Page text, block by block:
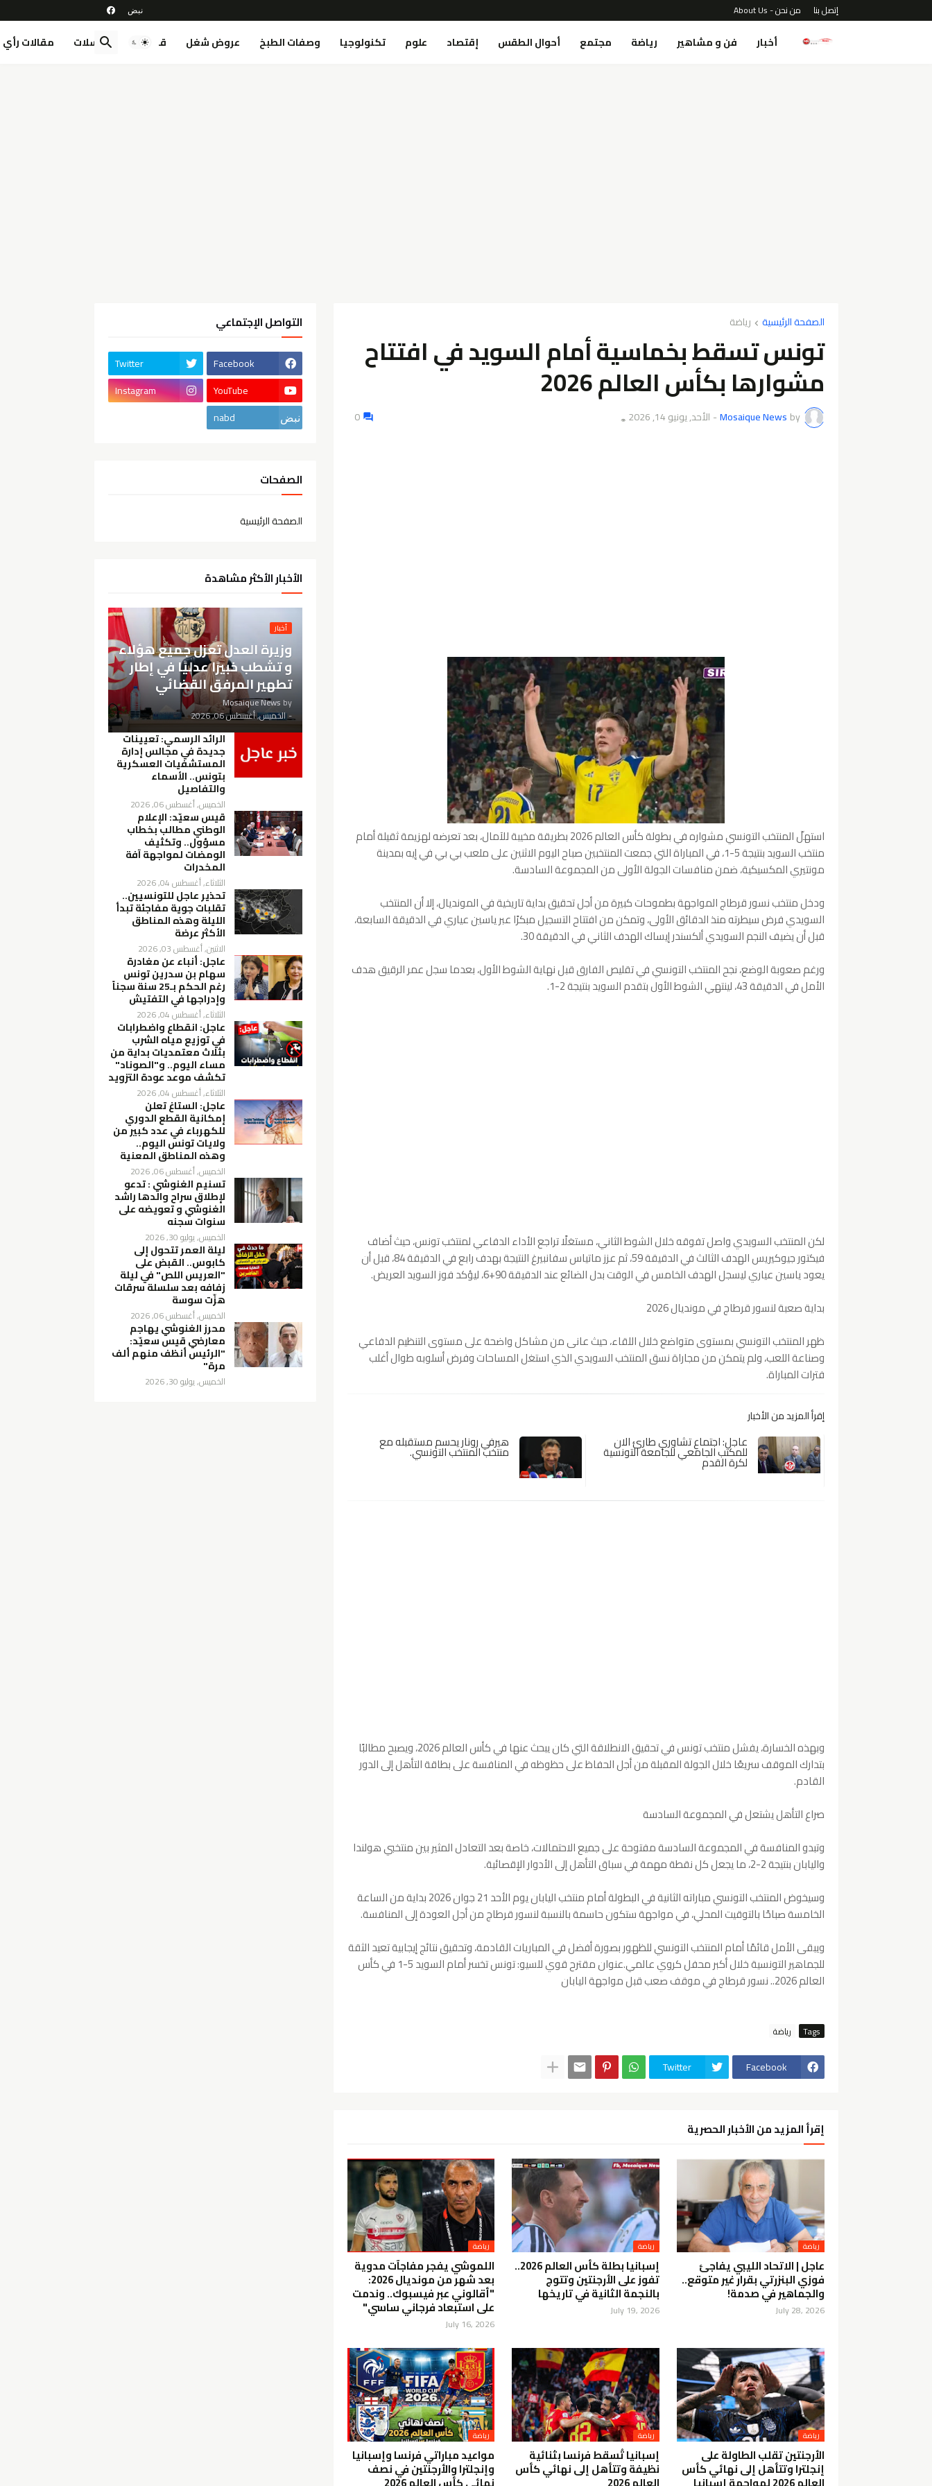
إتصل بنا من نحن - About Us
أخبار فن و مشاهير رياضة مجتمع أحوال الطقس إقتصاد علوم تكنولوجيا وصفات الطبخ عروض شغل قصص مسلسلات مقالات رأي
الصفحة الرئيسية رياضة
تونس تسقط بخماسية أمام السويد في افتتاح
مشوارها بكأس العالم 2026
by
Mosaique News
- الأحد, يونيو 14, 2026 👁️
0
استهلّ المنتخب التونسي مشواره في بطولة كأس العالم 2026 بطريقة مخيبة للآمال، بعد تعرضه لهزيمة ثقيلة أمام
منتخب السويد بنتيجة 5-1، في المباراة التي جمعت المنتخبين صباح اليوم الاثنين على ملعب بي بي في إيه بمدينة
مونتيري المكسيكية، ضمن منافسات الجولة الأولى من المجموعة السادسة.
ودخل منتخب نسور قرطاج المواجهة بطموحات كبيرة من أجل تحقيق بداية تاريخية في المونديال، إلا أن المنتخب
السويدي فرض سيطرته منذ الدقائق الأولى، وتمكن من افتتاح التسجيل مبكرًا عبر ياسين عياري في الدقيقة السابعة،
قبل أن يضيف النجم السويدي ألكسندر إيساك الهدف الثاني في الدقيقة 30.
ورغم صعوبة الوضع، نجح المنتخب التونسي في تقليص الفارق قبل نهاية الشوط الأول، بعدما سجل عمر الرقيق هدف
الأمل في الدقيقة 43، لينتهي الشوط الأول بتقدم السويد بنتيجة 2-1.
لكن المنتخب السويدي واصل تفوقه خلال الشوط الثاني، مستغلًا تراجع الأداء الدفاعي لمنتخب تونس، حيث أضاف
فيكتور جيوكيريس الهدف الثالث في الدقيقة 59، ثم عزز ماتياس سفانبيرغ النتيجة بهدف رابع في الدقيقة 84، قبل أن
يعود ياسين عياري ليسجل الهدف الخامس في الوقت بدل الضائع عند الدقيقة 90+6، ليؤكد فوز السويد العريض.
بداية صعبة لنسور قرطاج في مونديال 2026
ظهر المنتخب التونسي بمستوى متواضع خلال اللقاء، حيث عانى من مشاكل واضحة على مستوى التنظيم الدفاعي
وصناعة اللعب، ولم يتمكن من مجاراة نسق المنتخب السويدي الذي استغل المساحات وفرض أسلوبه طوال أغلب
فترات المباراة.
إقرأ المزيد من الأخبار
عاجل: اجتماع تشاوري طارئ الان
للمكتب الجامعي للجامعة التونسية
لكرة القدم
هيرفي رونار يحسم مستقبله مع
منتخب المنتخب التونسي.
وبهذه الخسارة، يفشل منتخب تونس في تحقيق الانطلاقة التي كان يبحث عنها في كأس العالم 2026، ويصبح مطالبًا
بتدارك الموقف سريعًا خلال الجولة المقبلة من أجل الحفاظ على حظوظه في المنافسة على بطاقة التأهل إلى الدور
القادم.
صراع التأهل يشتعل في المجموعة السادسة
وتبدو المنافسة في المجموعة السادسة مفتوحة على جميع الاحتمالات، خاصة بعد التعادل المثير بين منتخبي هولندا
واليابان بنتيجة 2-2، ما يجعل كل نقطة مهمة في سباق التأهل إلى الأدوار الإقصائية.
وسيخوض المنتخب التونسي مباراته الثانية في البطولة أمام منتخب اليابان يوم الأحد 21 جوان 2026 بداية من الساعة
الخامسة صباحًا بالتوقيت المحلي، في مواجهة ستكون حاسمة بالنسبة لنسور قرطاج من أجل العودة إلى المنافسة.
ويبقى الأمل قائمًا أمام المنتخب التونسي للظهور بصورة أفضل في المباريات القادمة، وتحقيق نتائج إيجابية تعيد الثقة
للجماهير التونسية خلال أكبر محفل كروي عالمي.عنوان مقترح قوي للسيو: تونس تخسر أمام السويد 5-1 في كأس
العالم 2026.. نسور قرطاج في موقف صعب قبل مواجهة اليابان
Tags رياضة
Facebook
Twitter
إقرأ المزيد من الأخبار الحصرية
رياضة
عاجل | الاتحاد الليبي يفاجئ
فوزي البنزرتي بقرار غير متوقع..
والجماهير في صدمة!
July 28, 2026
رياضة
إسبانيا بطلة كأس العالم 2026..
تفوز على الأرجنتين وتتوج
بالنجمة الثانية في تاريخها
July 19, 2026
رياضة
اللموشي يفجر مفاجآت مدوية
بعد شهر من مونديال 2026:
"أقالوني عبر فيسبوك.. وندمت
على استبعاد فرجاني ساسي"
July 16, 2026
رياضة
الأرجنتين تقلب الطاولة على
إنجلترا وتتأهل إلى نهائي كأس
رياضة
إسبانيا تُسقط فرنسا بثنائية
نظيفة وتتأهل إلى نهائي كأس
رياضة
مواعيد مباراتي فرنسا وإسبانيا
وإنجلترا والأرجنتين في نصف
التواصل الإجتماعي
Facebook
Twitter
YouTube
Instagram
nabd
الصفحات
الصفحة الرئيسية
الأخبار الأكثر مشاهدة
أخبار
وزيرة العدل تعزل جميع هؤلاء
و تشطب خبيرًا عدليًا في إطار
تطهير المرفق القضائي
by
Mosaique News
-الخميس, أغسطس 06, 2026
الرائد الرسمي: تعيينات
جديدة في مجالس إدارة
المستشفيات العسكرية
بتونس.. الأسماء
والتفاصيل
الخميس, أغسطس 06, 2026
قيس سعيّد: الإعلام
الوطني مطالب بخطاب
مسؤول.. وتكثيف
الومضات لمواجهة آفة
المخدرات
الثلاثاء, أغسطس 04, 2026
تحذير عاجل للتونسيين..
تقلبات جوية مفاجئة تبدأ
الليلة وهذه المناطق
الأكثر عرضة
الاثنين, أغسطس 03, 2026
عاجل: أنباء عن مغادرة
سهام بن سدرين تونس
رغم الحكم بـ25 سنة سجناً
وإدراجها في التفتيش
الثلاثاء, أغسطس 04, 2026
عاجل: انقطاع واضطرابات
في توزيع مياه الشرب
بثلاث معتمديات بداية من
مساء اليوم.. و"الصوناد"
تكشف موعد عودة التزويد
الثلاثاء, أغسطس 04, 2026
عاجل: الستاغ تعلن
إمكانية القطع الدوري
للكهرباء في عدد كبير من
ولايات تونس اليوم..
وهذه المناطق المعنية
الخميس, أغسطس 06, 2026
تسنيم الغنوشي : تدعو
لإطلاق سراح والدها راشد
الغنوشي و تعويضه على
سنوات سجنه
الخميس, يوليو 30, 2026
ليلة العمر تتحول إلى
كابوس.. القبض على
"العريس اللص" في ليلة
زفافه بعد سلسلة سرقات
هزّت سوسة
الخميس, أغسطس 06, 2026
محرز الغنوشي يهاجم
معارضي قيس سعيّد:
"الرئيس أنظف منهم ألف
مرة"
الخميس, يوليو 30, 2026